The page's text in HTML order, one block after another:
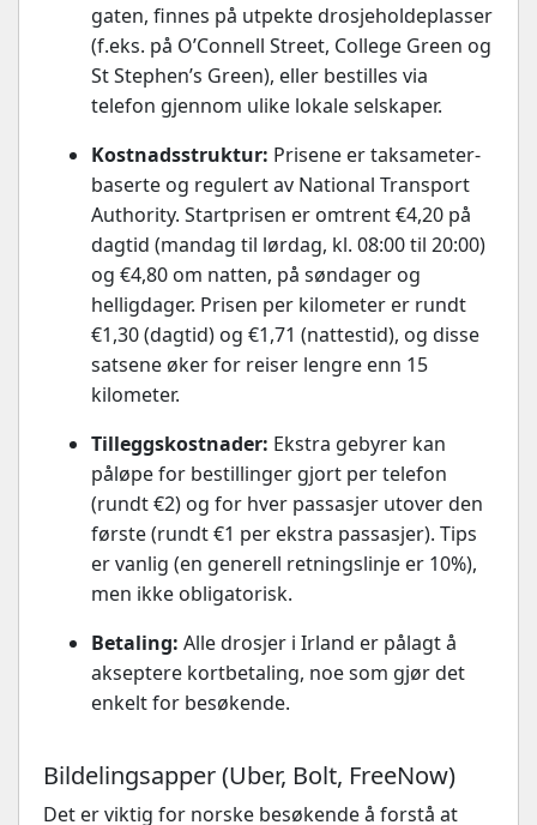
gaten, finnes på utpekte drosjeholdeplasser
(f.eks. på O’Connell Street, College Green og
St Stephen’s Green), eller bestilles via
telefon gjennom ulike lokale selskaper.
Kostnadsstruktur: Prisene er taksameter-
baserte og regulert av National Transport
Authority. Startprisen er omtrent €4,20 på
dagtid (mandag til lørdag, kl. 08:00 til 20:00)
og €4,80 om natten, på søndager og
helligdager. Prisen per kilometer er rundt
€1,30 (dagtid) og €1,71 (nattestid), og disse
satsene øker for reiser lengre enn 15
kilometer.
Tilleggskostnader: Ekstra gebyrer kan
påløpe for bestillinger gjort per telefon
(rundt €2) og for hver passasjer utover den
første (rundt €1 per ekstra passasjer). Tips
er vanlig (en generell retningslinje er 10%),
men ikke obligatorisk.
Betaling: Alle drosjer i Irland er pålagt å
akseptere kortbetaling, noe som gjør det
enkelt for besøkende.
Bildelingsapper (Uber, Bolt, FreeNow)
Det er viktig for norske besøkende å forstå at